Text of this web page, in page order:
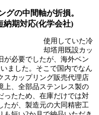
グの中間軸が折損。
納期対応(化学会社)
使用していた冷
却塔用既設カッ
が必要でしたが、海外ベン
ました。そこで国内でなん
スカップリング販売代理店
上、全部品ステンレス製の
ったため、在庫だけでは対
たが、製造元の大同精密工